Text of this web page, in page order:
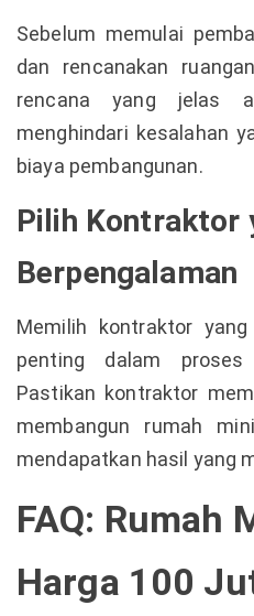
Sebelum memulai
dan rencanakan
rencana yang jelas
menghindari kesalahan
biaya pembangunan.
Pilih Kontraktor
Berpengalaman
Memilih kontraktor
penting dalam proses
Pastikan kontraktor
membangun rumah
mendapatkan hasil yang
FAQ: Rumah
Harga 100